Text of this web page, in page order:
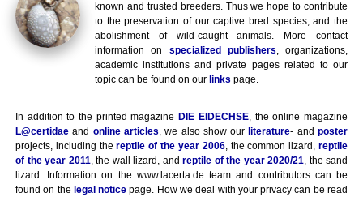
known and trusted breeders. Thus we hope to contribute
to the preservation of our captive bred species, and the
abolishment of wild-caught animals. More contact
information on specialized publishers, organizations,
academic institutions and private pages related to our
topic can be found on our links page.
In addition to the printed magazine DIE EIDECHSE, the online magazine
L@certidae and online articles, we also show our literature- andposter
projects, including thereptile of the year 2006, the common lizard,reptile
of the year 2011, the wall lizard, and reptile of the year 2020/21, the sand
lizard. Information on the www.lacerta.de team and contributors can be
found on the legal notice page. How we deal with your privacy can be read